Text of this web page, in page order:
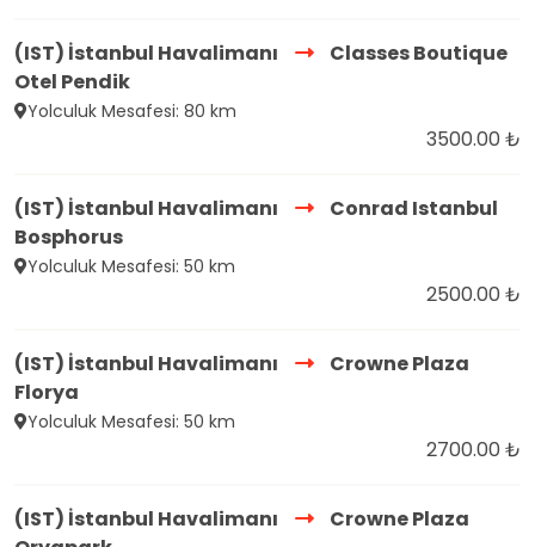
(IST) İstanbul Havalimanı
Classes Boutique
Otel Pendik
Yolculuk Mesafesi: 80 km
3500.00 ₺
(IST) İstanbul Havalimanı
Conrad Istanbul
Bosphorus
Yolculuk Mesafesi: 50 km
2500.00 ₺
(IST) İstanbul Havalimanı
Crowne Plaza
Florya
Yolculuk Mesafesi: 50 km
2700.00 ₺
(IST) İstanbul Havalimanı
Crowne Plaza